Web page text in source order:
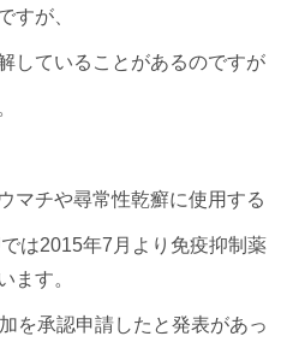
すが、
していることがあるのですが
マチや尋常性乾癬に使用する
は2015年7月より免疫抑制薬
ます。
を承認申請したと発表があっ